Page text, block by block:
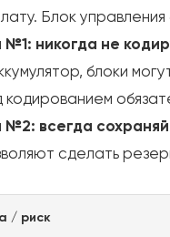
Блок
никогда не
блоки
всегда
сделать
/ риск